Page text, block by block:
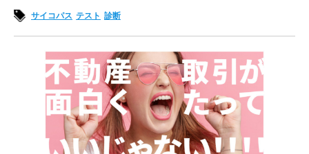
サイコパス テスト 診断